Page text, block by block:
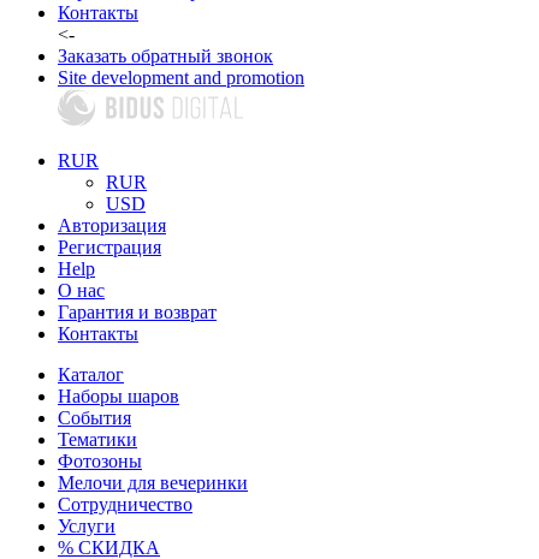
Контакты
<-
Заказать обратный звонок
Site development and promotion
RUR
RUR
USD
Авторизация
Регистрация
Help
О нас
Гарантия и возврат
Контакты
Каталог
Наборы шаров
События
Тематики
Фотозоны
Мелочи для вечеринки
Сотрудничество
Услуги
% СКИДКА